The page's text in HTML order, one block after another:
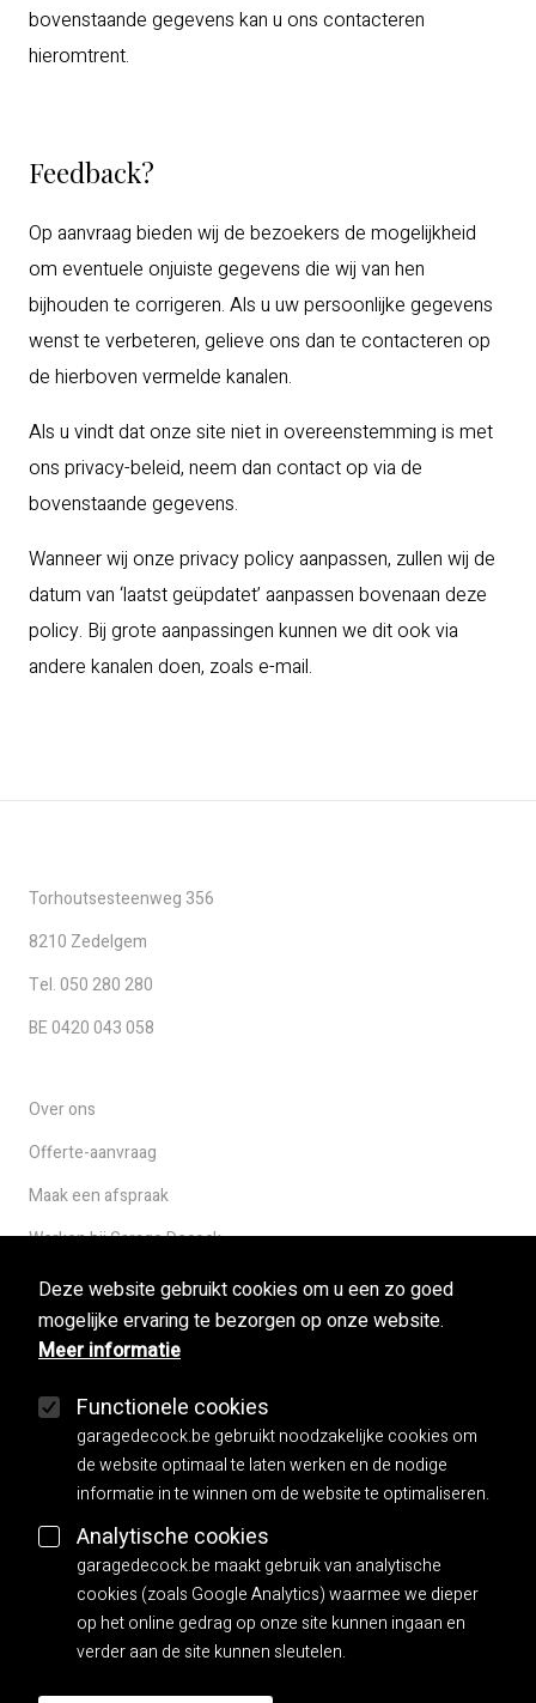
bovenstaande gegevens kan u ons contacteren
hieromtrent.
Feedback?
Op aanvraag bieden wij de bezoekers de mogelijkheid
om eventuele onjuiste gegevens die wij van hen
bijhouden te corrigeren. Als u uw persoonlijke gegevens
wenst te verbeteren, gelieve ons dan te contacteren op
de hierboven vermelde kanalen.
Als u vindt dat onze site niet in overeenstemming is met
ons privacy-beleid, neem dan contact op via de
bovenstaande gegevens.
Wanneer wij onze privacy policy aanpassen, zullen wij de
datum van ‘laatst geüpdatet’ aanpassen bovenaan deze
policy. Bij grote aanpassingen kunnen we dit ook via
andere kanalen doen, zoals e-mail.
Torhoutsesteenweg 356
8210 Zedelgem
Tel. 050 280 280
BE 0420 043 058
Over ons
Offerte-aanvraag
Maak een afspraak
Werken bij Garage Decock
Used cars
Herstellingen
Mobilo
Carrosserie
Facebook
Algemene voorwaarden
Privacy policy
Deze website gebruikt cookies om u een zo goed
mogelijke ervaring te bezorgen op onze website.
Meer informatie
Functionele cookies
garagedecock.be gebruikt noodzakelijke cookies om
de website optimaal te laten werken en de nodige
informatie in te winnen om de website te optimaliseren.
Analytische cookies
garagedecock.be maakt gebruik van analytische
cookies (zoals Google Analytics) waarmee we dieper
op het online gedrag op onze site kunnen ingaan en
verder aan de site kunnen sleutelen.